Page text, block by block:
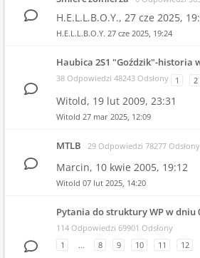
H.E.L.L.B.O.Y., 27 cze 2025,
H.E.L.L.B.O.Y. 27 cze 2025, 19:24
Haubica 2S1 "Goździk"-historia
38 Odpowiedzi 48243 Odsłony 1 2
Witold, 19 lut 2009, 23:31
Witold 27 mar 2025, 12:09
MTLB 29 Odpowiedzi 78277 Odsłony
Marcin, 10 kwie 2005, 19:12
Witold 07 lut 2025, 14:20
Pytania do struktury WP w dniu
114 Odpowiedzi 69901 Odsłony
1
… 8 9 10 11 12